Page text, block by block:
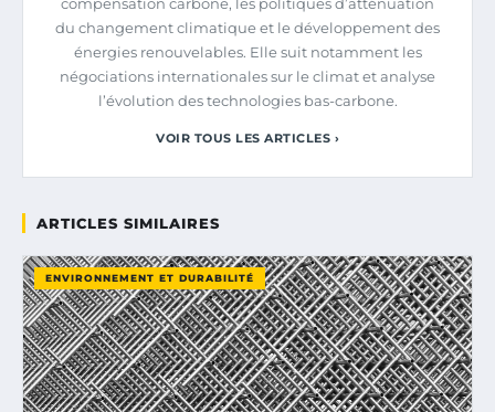
compensation carbone, les politiques d’atténuation
du changement climatique et le développement des
énergies renouvelables. Elle suit notamment les
négociations internationales sur le climat et analyse
l’évolution des technologies bas-carbone.
VOIR TOUS LES ARTICLES ›
ARTICLES SIMILAIRES
ENVIRONNEMENT ET DURABILITÉ